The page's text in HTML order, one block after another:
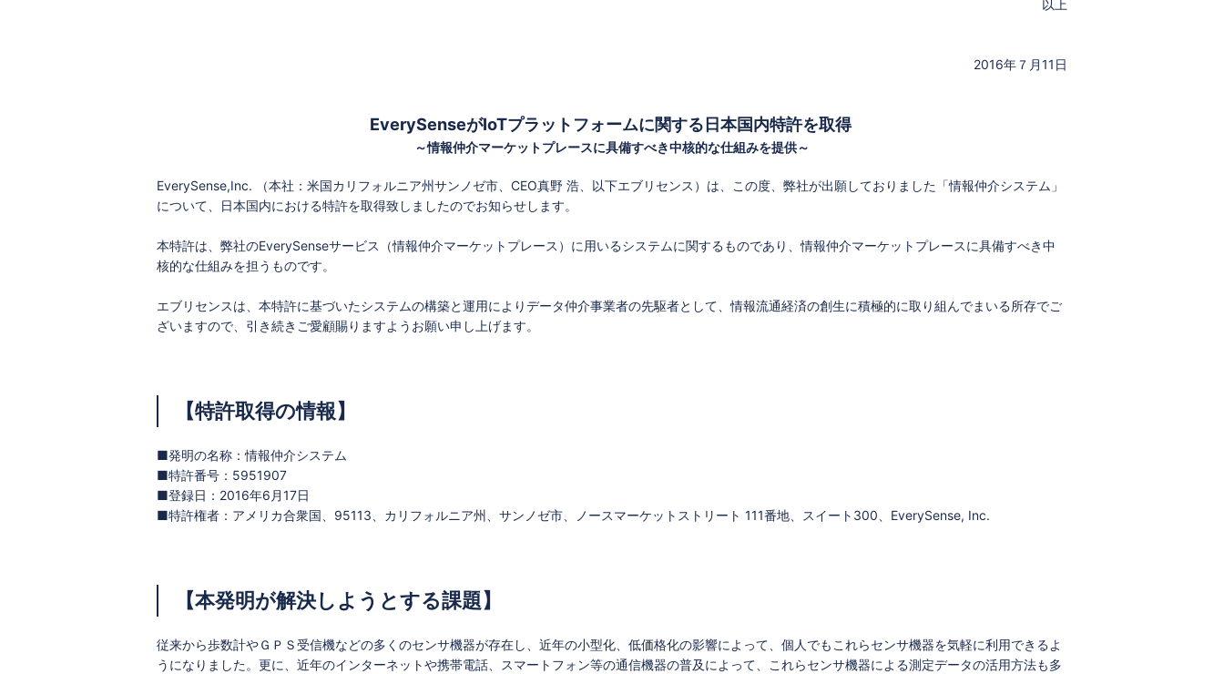
以上
2016年７月11日
EverySenseがIoTプラットフォームに関する日本国内特許を取得
～情報仲介マーケットプレースに具備すべき中核的な仕組みを提供～
EverySense,Inc. （本社：米国カリフォルニア州サンノゼ市、CEO真野 浩、以下エブリセンス）は、この度、弊社が出願しておりました「情報仲介システム」
について、日本国内における特許を取得致しましたのでお知らせします。
本特許は、弊社のEverySenseサービス（情報仲介マーケットプレース）に用いるシステムに関するものであり、情報仲介マーケットプレースに具備すべき中
核的な仕組みを担うものです。
エブリセンスは、本特許に基づいたシステムの構築と運用によりデータ仲介事業者の先駆者として、情報流通経済の創生に積極的に取り組んでまいる所存でご
ざいますので、引き続きご愛顧賜りますようお願い申し上げます。
【特許取得の情報】
■発明の名称：情報仲介システム
■特許番号：5951907
■登録日：2016年6月17日
■特許権者：アメリカ合衆国、95113、カリフォルニア州、サンノゼ市、ノースマーケットストリート 111番地、スイート300、EverySense, Inc.
【本発明が解決しようとする課題】
従来から歩数計やＧＰＳ受信機などの多くのセンサ機器が存在し、近年の小型化、低価格化の影響によって、個人でもこれらセンサ機器を気軽に利用できるよ
うになりました。更に、近年のインターネットや携帯電話、スマートフォン等の通信機器の普及によって、これらセンサ機器による測定データの活用方法も多